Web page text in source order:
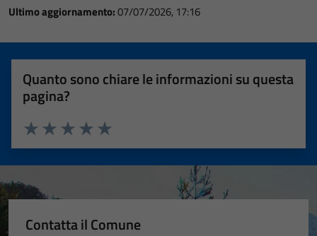
Ultimo aggiornamento:07/07/2026, 17:16
Quanto sono chiare le informazioni su questa
pagina?
Valuta 5 stelle su 5
Valuta 4 stelle su 5
Valuta 3 stelle su 5
Valuta 2 stelle su 5
Valuta 1 stelle su 5
Contatta il Comune